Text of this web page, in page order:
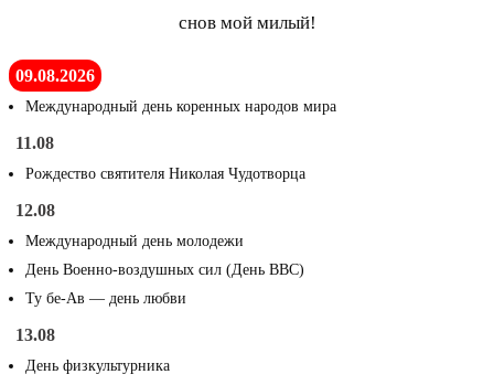
снов мой милый!
09.08.2026
Международный день коренных народов мира
11.08
Рождество святителя Николая Чудотворца
12.08
Международный день молодежи
День Военно-воздушных сил (День ВВС)
Ту бе-Ав — день любви
13.08
День физкультурника